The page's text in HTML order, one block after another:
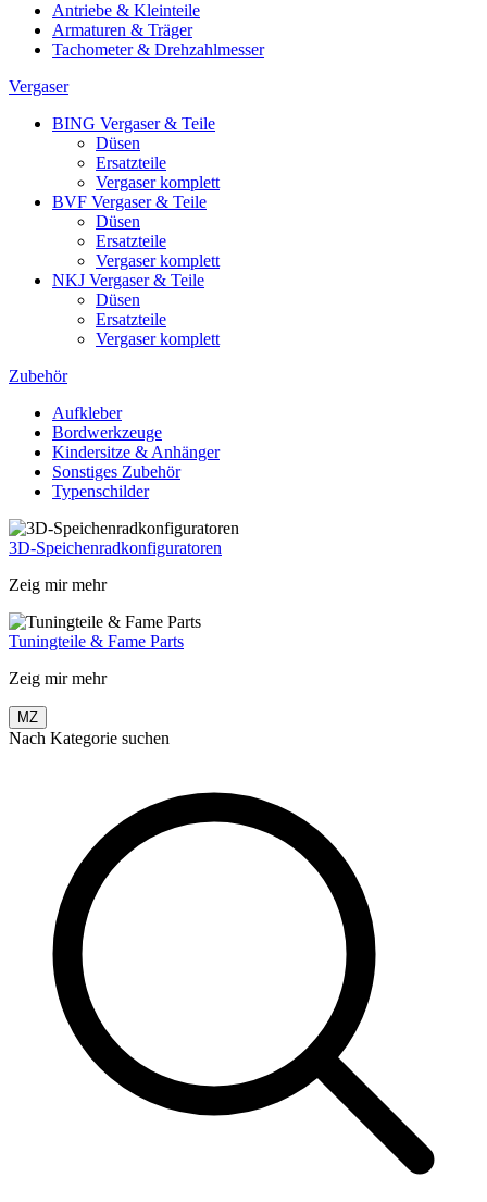
Antriebe & Kleinteile
Armaturen & Träger
Tachometer & Drehzahlmesser
Vergaser
BING Vergaser & Teile
Düsen
Ersatzteile
Vergaser komplett
BVF Vergaser & Teile
Düsen
Ersatzteile
Vergaser komplett
NKJ Vergaser & Teile
Düsen
Ersatzteile
Vergaser komplett
Zubehör
Aufkleber
Bordwerkzeuge
Kindersitze & Anhänger
Sonstiges Zubehör
Typenschilder
3D-Speichenradkonfiguratoren
Zeig mir mehr
Tuningteile & Fame Parts
Zeig mir mehr
MZ
Nach Kategorie suchen